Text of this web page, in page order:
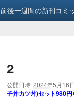
前後一週間の新刊コミ
2
公開日時:2024年5月16日
子丼カツ丼)セット980円